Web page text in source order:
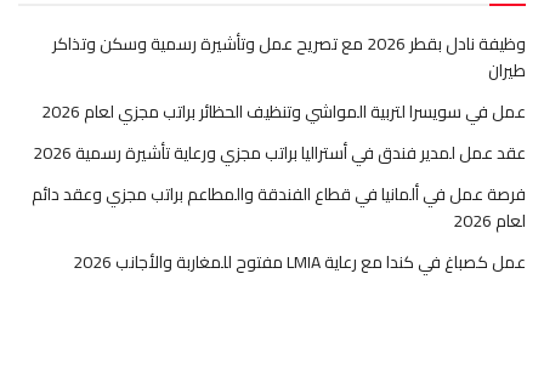
وظيفة نادل بقطر 2026 مع تصريح عمل وتأشيرة رسمية وسكن وتذاكر
طيران
عمل في سويسرا لتربية المواشي وتنظيف الحظائر براتب مجزي لعام 2026
عقد عمل لمدير فندق في أستراليا براتب مجزي ورعاية تأشيرة رسمية 2026
فرصة عمل في ألمانيا في قطاع الفندقة والمطاعم براتب مجزي وعقد دائم
لعام 2026
عمل كصباغ في كندا مع رعاية LMIA مفتوح للمغاربة والأجانب 2026